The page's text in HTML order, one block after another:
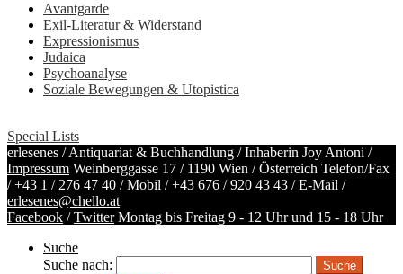
Avantgarde
Exil-Literatur & Widerstand
Expressionismus
Judaica
Psychoanalyse
Soziale Bewegungen & Utopistica
Special Lists
erlesenes / Antiquariat & Buchhandlung / Inhaberin Joy Antoni /
Impressum Weinberggasse 17 / 1190 Wien / Österreich Telefon/Fax
/+43 1 / 276 47 40 / Mobil /+43 676 / 920 43 43 / E-Mail /
erlesenes@chello.at
Facebook /Twitter Montag bis Freitag 9 - 12 Uhr und 15 - 18 Uhr
Suche
Suche nach: